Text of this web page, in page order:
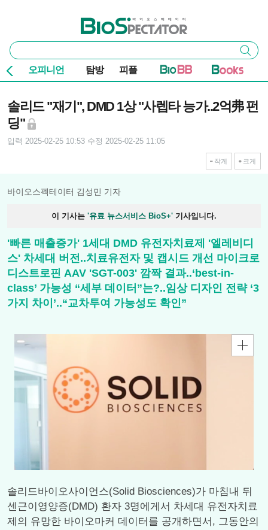
바이오스펙테이터
통
합
검
색
검색
오피니언 탐방 피플
솔리드 "재기", DMD 1상 "사렙타 능가..2억弗 펀
딩"
입력 2025-02-25 10:53 수정 2025-02-25 11:05
작게 크게
바이오스펙테이터 김성민 기자
이 기사는 '유료 뉴스서비스 BioS+' 기사입니다.
'빠른 매출증가' 1세대 DMD 유전자치료제 '엘레비디
스' 차세대 버전..치료유전자 및 캡시드 개선 마이크로
디스트로핀 AAV 'SGT-003' 깜짝 결과..‘best-in-
class’ 가능성 “세부 데이터”는?..임상 디자인 전략 ‘3
가지 차이’..“교차투여 가능성도 확인”
솔리드바이오사이언스(Solid Biosciences)가 마침내 뒤
센근이영양증(DMD) 환자 3명에게서 차세대 유전자치료
제의 유망한 바이오마커 데이터를 공개하면서, 그동안의